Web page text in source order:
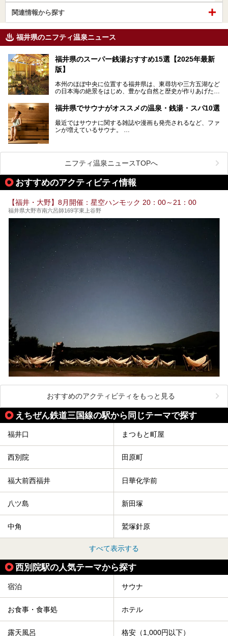
関連情報から探す
福井県のニフティ温泉ニュース
福井県のスーパー銭湯おすすめ15選【2025年最新
版】
本州のほぼ中央に位置する福井県は、東尋坊や三方五湖など
の日本海の絶景をはじめ、豊かな自然と歴史が作りあげた見
る海産物、越前そば、ソースかつ丼などのグルメも人気で
す。
2024年春の北陸新幹線の延伸により、関西地方のみならず
首都圏からもアクセスしやすくなりました。今回は、そんな
福井県でおすすめのスーパー銭湯をご紹介します。
福井県でサウナがオススメの温泉・銭湯・スパ10選
最近ではサウナに関する雑誌や漫画も発売されるなど、ファ
ンが増えているサウナ。
チームサウナ、塩サウナなどが存在し、施設によって様々な
こだわりを持つ施設も増えています。
ススメ温泉・銭湯・スパを10件まとめてご紹介します。
ニフティ温泉ニュースTOPへ
おすすめのアクティビティ情報
【福井・大野】8月開催：星空ハンモック 20：00～21：00
福井県大野市南六呂師169字東上谷野
おすすめのアクティビティをもっと見る
えちぜん鉄道三国線の駅から同じテーマで探す
福井口 まつもと町屋
西別院 田原町
福大前西福井 日華化学前
八ツ島 新田塚
中角 鷲塚針原
すべて表示する
西別院駅の人気テーマから探す
宿泊 サウナ
お食事・食事処 ホテル
露天風呂 格安（1,000円以下）